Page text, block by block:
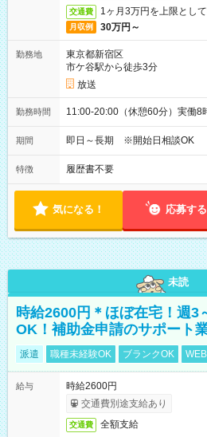
交通費 1ヶ月3万円を上限とし
月収例 30万円～
勤務地
東京都新宿区
市ケ谷駅から徒歩3分
放送
勤務時間 11:00-20:00（休憩60分）実働8
期間 即日～長期 ※開始日相談OK
特徴 履歴書不要
気になる！ 応募する
未読
時給2600円＊ほぼ在宅！週3
OK！補助金申請のサポート
派遣 職種未経験OK ブランクOK
給与
時給2600円
交通費別途支給あり
交通費 全額支給